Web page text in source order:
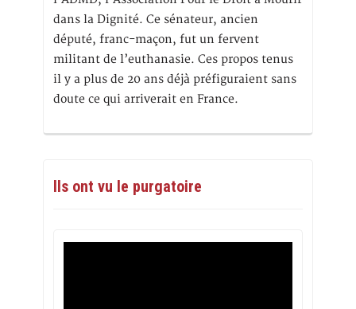
dans la Dignité. Ce sénateur, ancien
député, franc-maçon, fut un fervent
militant de l’euthanasie. Ces propos tenus
il y a plus de 20 ans déjà préfiguraient sans
doute ce qui arriverait en France.
Ils ont vu le purgatoire